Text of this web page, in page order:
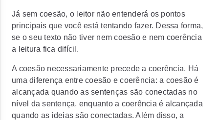
Já sem coesão, o leitor não entenderá os pontos
principais que você está tentando fazer. Dessa forma,
se o seu texto não tiver nem coesão e nem coerência
a leitura fica difícil.
A coesão necessariamente precede a coerência. Há
uma diferença entre coesão e coerência: a coesão é
alcançada quando as sentenças são conectadas no
nível da sentença, enquanto a coerência é alcançada
quando as ideias são conectadas. Além disso, a